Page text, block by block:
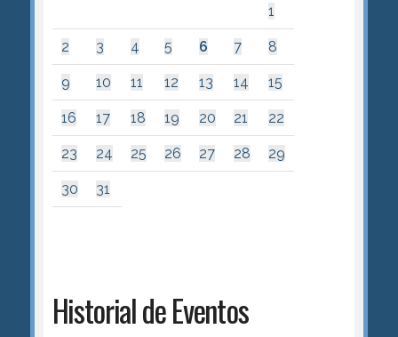
1
2 3 4 5 6 7 8
9 10 11 12 13 14 15
16 17 18 19 20 21 22
23 24 25 26 27 28 29
30 31
Historial de Eventos